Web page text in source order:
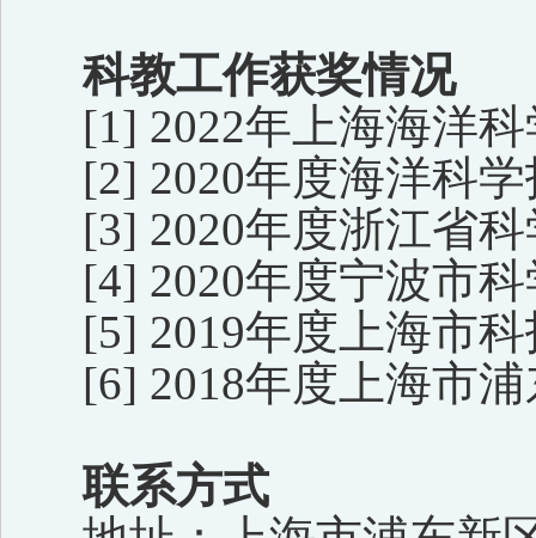
科教工作获奖情况
[1] 2022年上海海洋
[2] 2020年度海洋科
[3] 2020年度浙江省
[4] 2020年度宁波市
[5] 2019年度上海市
[6] 2018年度上海市
联系方式